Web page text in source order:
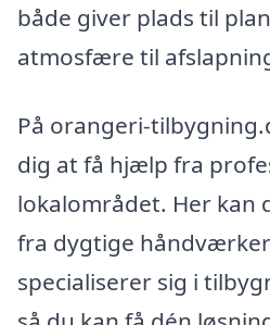
både giver plads til
atmosfære til
På orangeri-
dig at få hjælp fra
lokalområdet. Her kan
fra dygtige
specialiserer sig i